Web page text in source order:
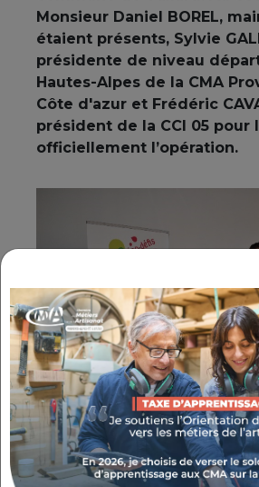
Monsieur Daniel BOREL,
étaient présents, Sylvie
présidente de niveau
Hautes-Alpes de la CMA
Côte d'azur et Frédéric
président de la CCI 05 pour
officiellement l’opération.
Les conseillers CMA et CCI 05